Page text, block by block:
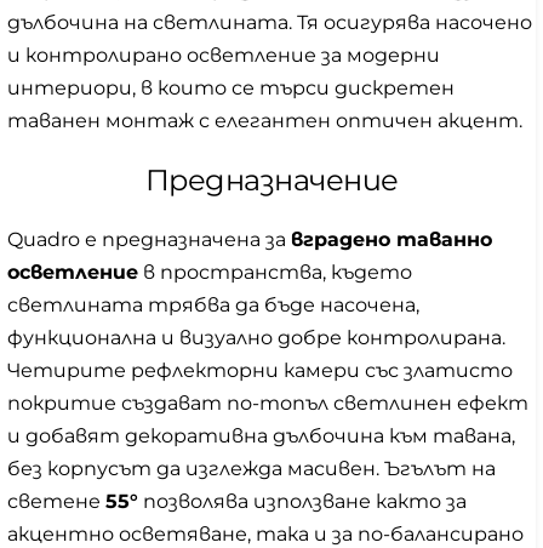
дълбочина на светлината. Тя осигурява насочено
и контролирано осветление за модерни
интериори, в които се търси дискретен
таванен монтаж с елегантен оптичен акцент.
Предназначение
Quadro е предназначена за вградено таванно
осветление в пространства, където
светлината трябва да бъде насочена,
функционална и визуално добре контролирана.
Четирите рефлекторни камери със златисто
покритие създават по-топъл светлинен ефект
и добавят декоративна дълбочина към тавана,
без корпусът да изглежда масивен. Ъгълът на
светене 55° позволява използване както за
акцентно осветяване, така и за по-балансирано